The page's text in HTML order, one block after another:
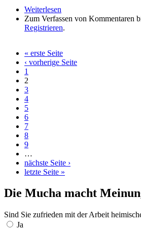
Weiterlesen
Contest vor
Zum Verfassen von Kommentaren
Registrieren.
Seiten« erste Seite
‹ vorherige Seite
1
2
3
4
5
6
7
8
9
…
nächste Seite ›
letzte Seite »
Die Mucha macht
Sind Sie zufrieden mit der Arbeit
Auswahlmöglichkeiten
Ja